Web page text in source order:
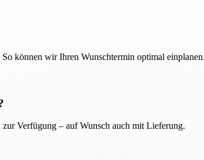
können wir Ihren Wunschtermin optimal einplanen.
Verfügung – auf Wunsch auch mit Lieferung.